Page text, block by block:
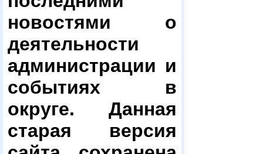
новостями о
деятельности
администрации и
событиях в
округе. Данная
старая версия